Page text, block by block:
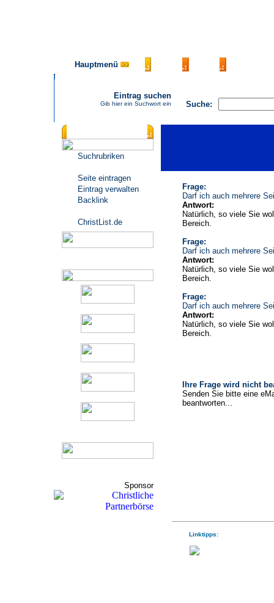
Hauptmenü
Suche:
Eintrag suchen
Gib hier ein Suchwort ein
Suchrubriken
Seite eintragen
Eintrag verwalten
Backlink
ChristList.de
Sponsor
Frage:
Darf ich auch mehrere
Antwort:
Natürlich, so viele Sie
Bereich.
Frage:
Darf ich auch mehrere
Antwort:
Natürlich, so viele Sie
Bereich.
Frage:
Darf ich auch mehrere
Antwort:
Natürlich, so viele Sie
Bereich.
Ihre Frage wird nicht
Senden Sie bitte eine
beantworten...
Linktipps: